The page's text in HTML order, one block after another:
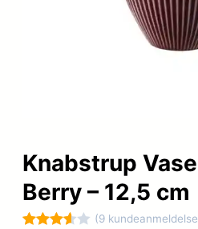
Knabstrup
Berry – 12,5 cm
(9